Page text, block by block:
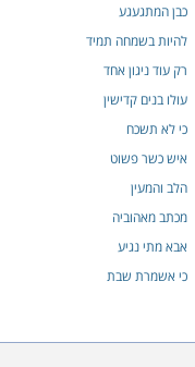
כבן המתגעגע
להיות בשמחה תמיד
רק עוד ניגון אחד
עולו בנים קדישין
כי לא תשכח
איש כשר פשוט
הלב והמעין
מכתב מאהוביה
אבא מתי נגיע
כי אשמרת שבת